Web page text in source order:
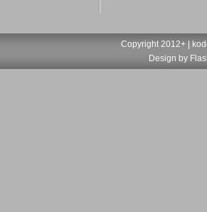
Copyright 2012+ |
Design by